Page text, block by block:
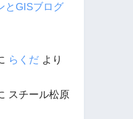
とGISブログ
らくだ より
スチール松原